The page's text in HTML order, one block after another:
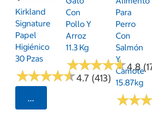
Kirkland
Signature
Papel
Higiénico
30 Pzas
★★★★★
★★★★★4.7 (413)
Seleccionar Código Postal
Con
Pollo Y
Arroz
11.3 Kg
★★★★★
★★★★★4.8
Para
Perro
Con
Salmón
Y
Camote
15.87kg
★★
★★